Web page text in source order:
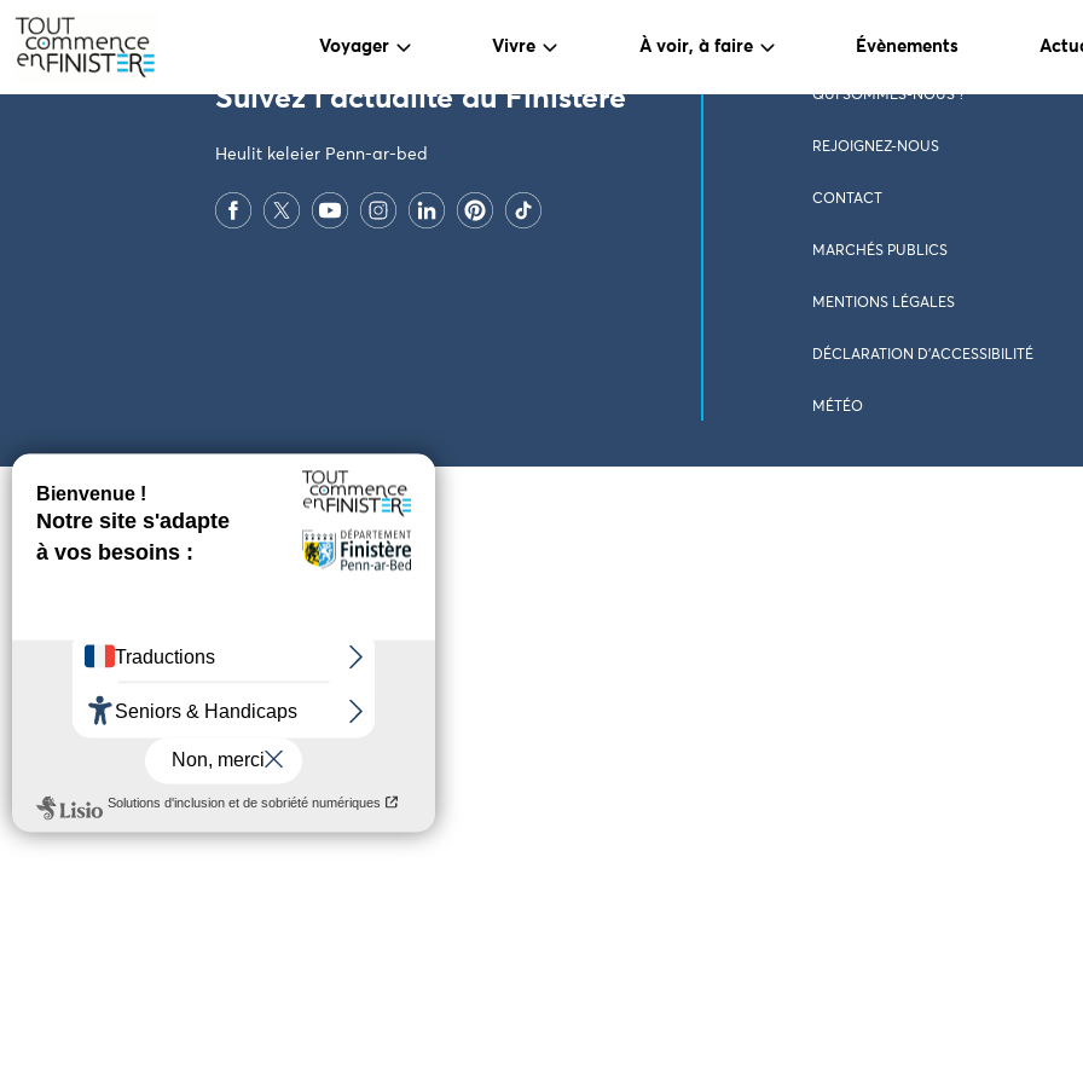
Voyager Vivre À voir, à faire Évènements
Suivez l'actualité du Finistère
Heulit keleier Penn-ar-bed
QUI SOMMES-NOUS ?
REJOIGNEZ-NOUS
CONTACT
MARCHÉS PUBLICS
MENTIONS LÉGALES
DÉCLARATION D’ACCESSIBILITÉ
MÉTÉO